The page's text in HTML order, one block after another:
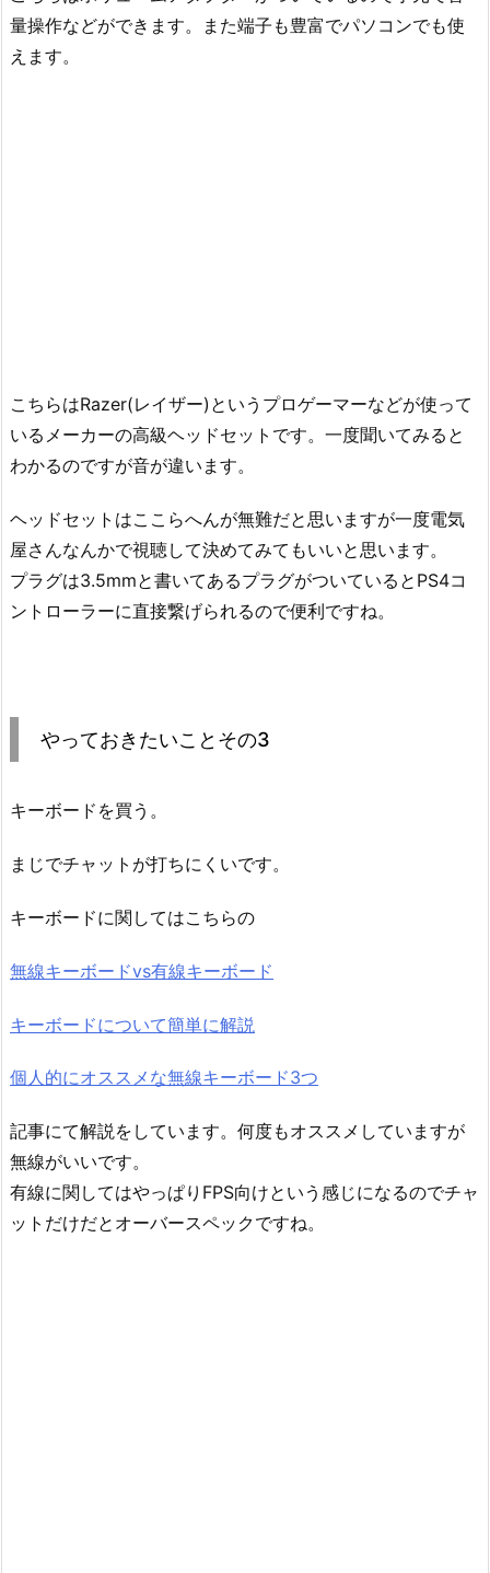
量操作などができます。また端子も豊富でパソコンでも使
えます。
こちらはRazer(レイザー)というプロゲーマーなどが使って
いるメーカーの高級ヘッドセットです。一度聞いてみると
わかるのですが音が違います。
ヘッドセットはここらへんが無難だと思いますが一度電気
屋さんなんかで視聴して決めてみてもいいと思います。
プラグは3.5mmと書いてあるプラグがついているとPS4コ
ントローラーに直接繋げられるので便利ですね。
やっておきたいことその3
キーボードを買う。
まじでチャットが打ちにくいです。
キーボードに関してはこちらの
無線キーボードvs有線キーボード
キーボードについて簡単に解説
個人的にオススメな無線キーボード3つ
記事にて解説をしています。何度もオススメしていますが
無線がいいです。
有線に関してはやっぱりFPS向けという感じになるのでチャ
ットだけだとオーバースペックですね。